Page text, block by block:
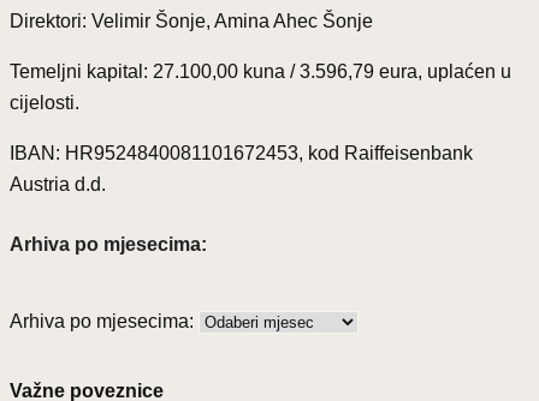
Direktori: Velimir Šonje, Amina Ahec Šonje
Temeljni kapital: 27.100,00 kuna / 3.596,79 eura, uplaćen u
cijelosti.
IBAN: HR9524840081101672453, kod Raiffeisenbank
Austria d.d.
Arhiva po mjesecima:
Arhiva po mjesecima:
Važne poveznice